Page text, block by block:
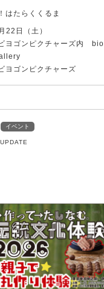
はたらくくるま
22日（土）
ヨゴンピクチャーズ内 bio
ヨゴンピクチャーズ
イベント